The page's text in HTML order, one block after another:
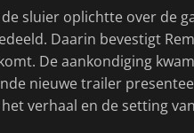
sluier oplichtte over de
Daarin bevestigt
De aankondiging
nieuwe trailer
verhaal en de setting